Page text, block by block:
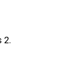
2.